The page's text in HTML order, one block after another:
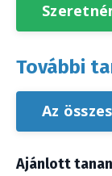
További
Az
Ajánlott